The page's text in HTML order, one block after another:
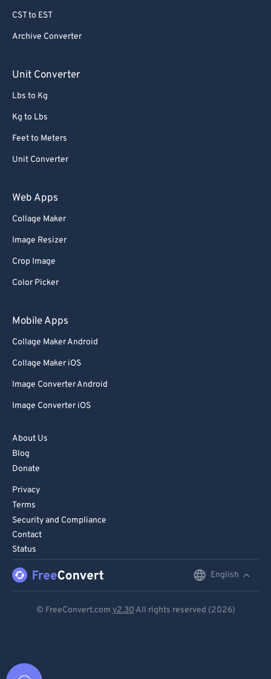
CST to EST
Archive Converter
Unit Converter
Lbs to Kg
Kg to Lbs
Feet to Meters
Unit Converter
Web Apps
Collage Maker
Image Resizer
Crop Image
Color Picker
Mobile Apps
Collage Maker Android
Collage Maker iOS
Image Converter Android
Image Converter iOS
About Us
Blog
Donate
Privacy
Terms
Security and Compliance
Contact
Status
English
© FreeConvert.com v2.30 All rights reserved (2026)